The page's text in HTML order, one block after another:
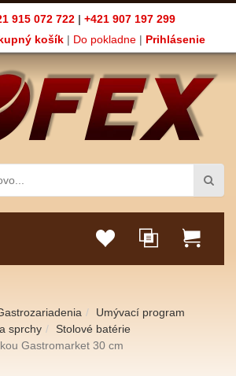
915 072 722 | +421 907 197 299
košík| Do pokladne| Prihlásenie
MENU
Umývací program
sprchy
Stolové batérie
Gastromarket 30 cm